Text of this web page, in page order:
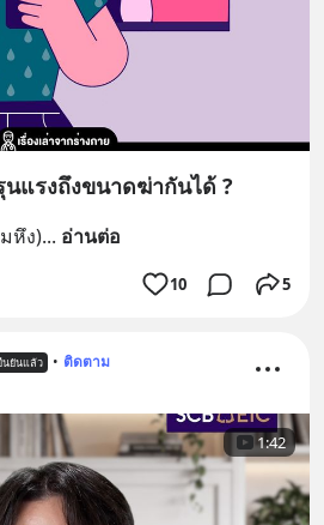
แรงถึงขนาดฆ่ากันได้ ?
หึง)... อ่านต่อ
10 5
นยันแล้ว • ติดตาม
1:42